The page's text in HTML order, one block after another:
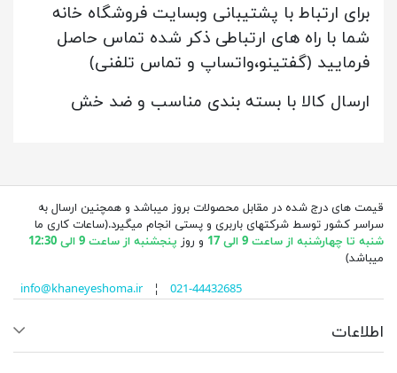
برای ارتباط با پشتیبانی وبسایت فروشگاه خانه
شما با راه های ارتباطی ذکر شده تماس حاصل
فرمایید (گفتینو،واتساپ و تماس تلفنی)
ارسال کالا با بسته بندی مناسب و ضد خش
قیمت های درج شده در مقابل محصولات بروز میباشد و همچنین ارسال به
سراسر کشور توسط شرکتهای باربری و پستی انجام میگیرد.(ساعات کاری ما
شنبه تا چهارشنبه از ساعت 9 الی 17
و روز پنجشنبه از ساعت 9 الی 12:30
میباشد)
info@khaneyeshoma.ir¦ 021-44432685
اطلاعات